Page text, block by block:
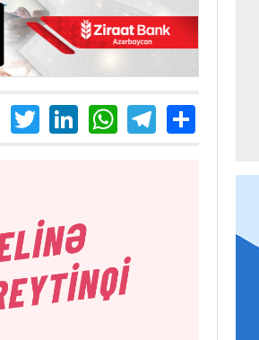
Facebook
TwitterLinkedIn
WhatsApp
Telegram
Share